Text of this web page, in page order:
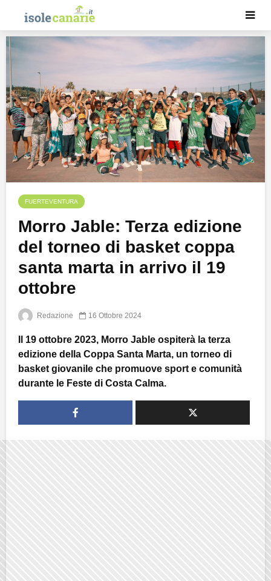
FUERTEVENTURA
Morro Jable: Terza edizione
del torneo di basket coppa
santa marta in arrivo il 19
ottobre
Redazione 16 Ottobre 2024
Il 19 ottobre 2023, Morro Jable ospiterà la terza
edizione della Coppa Santa Marta, un torneo di
basket giovanile che promuove sport e comunità
durante le Feste di Costa Calma.